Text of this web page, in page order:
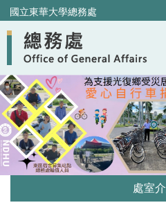
跳
到
主
內
容
區
國立東華大學總務處
處室